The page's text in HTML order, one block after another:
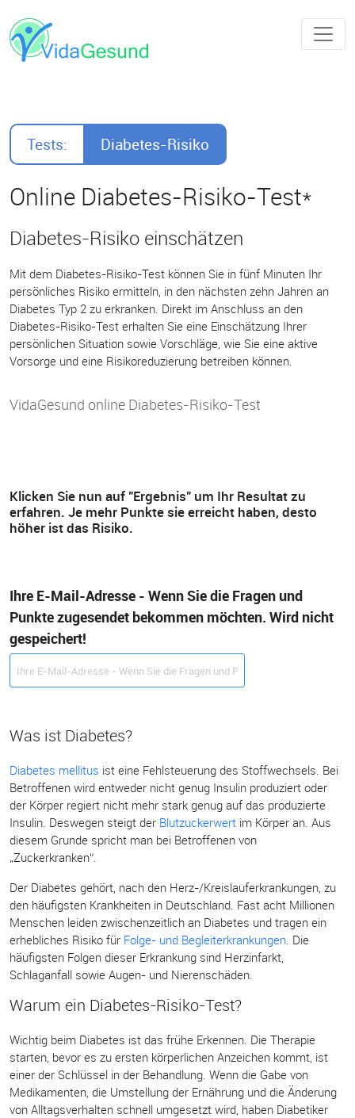
Tests: Diabetes-Risiko
Online Diabetes-Risiko-Test*
Diabetes-Risiko einschätzen
Mit dem Diabetes-Risiko-Test können Sie in fünf Minuten Ihr
persönliches Risiko ermitteln, in den nächsten zehn Jahren an
Diabetes Typ 2 zu erkranken. Direkt im Anschluss an den
Diabetes-Risiko-Test erhalten Sie eine Einschätzung Ihrer
persönlichen Situation sowie Vorschläge, wie Sie eine aktive
Vorsorge und eine Risikoreduzierung betreiben können.
VidaGesund online Diabetes-Risiko-Test
Klicken Sie nun auf "Ergebnis" um Ihr Resultat zu
erfahren. Je mehr Punkte sie erreicht haben, desto
höher ist das Risiko.
Ihre E-Mail-Adresse - Wenn Sie die Fragen und
Punkte zugesendet bekommen möchten. Wird nicht
gespeichert!
Was ist Diabetes?
Diabetes mellitus ist eine Fehlsteuerung des Stoffwechsels. Bei
Betroffenen wird entweder nicht genug Insulin produziert oder
der Körper regiert nicht mehr stark genug auf das produzierte
Insulin. Deswegen steigt der Blutzuckerwert im Körper an. Aus
diesem Grunde spricht man bei Betroffenen von
„Zuckerkranken“.
Der Diabetes gehört, nach den Herz-/Kreislauferkrankungen, zu
den häufigsten Krankheiten in Deutschland. Fast acht Millionen
Menschen leiden zwischenzeitlich an Diabetes und tragen ein
erhebliches Risiko für Folge- und Begleiterkrankungen. Die
häufigsten Folgen dieser Erkrankung sind Herzinfarkt,
Schlaganfall sowie Augen- und Nierenschäden.
Warum ein Diabetes-Risiko-Test?
Wichtig beim Diabetes ist das frühe Erkennen. Die Therapie
starten, bevor es zu ersten körperlichen Anzeichen kommt, ist
einer der Schlüssel in der Behandlung. Wenn die Gabe von
Medikamenten, die Umstellung der Ernährung und die Änderung
von Alltagsverhalten schnell umgesetzt wird, haben Diabetiker